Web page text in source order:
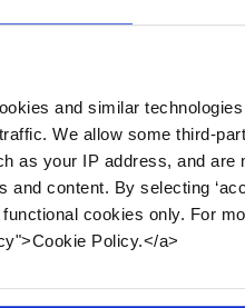
and similar
We allow some third-
as your IP address, and
and content. By selecting
cookies only. For
Policy.</a>